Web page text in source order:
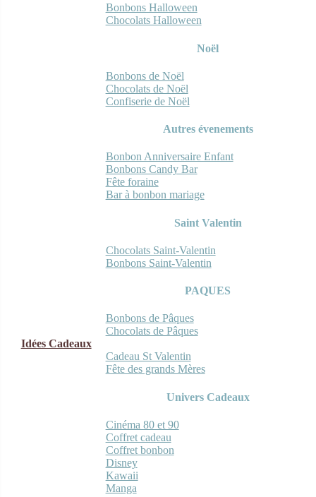
Bonbons Halloween
Chocolats Halloween
Noël
Bonbons de Noël
Chocolats de Noël
Confiserie de Noël
Autres évenements
Bonbon Anniversaire Enfant
Bonbons Candy Bar
Fête foraine
Bar à bonbon mariage
Saint Valentin
Chocolats Saint-Valentin
Bonbons Saint-Valentin
PAQUES
Bonbons de Pâques
Chocolats de Pâques
Idées Cadeaux
Cadeau St Valentin
Fête des grands Mères
Univers Cadeaux
Cinéma 80 et 90
Coffret cadeau
Coffret bonbon
Disney
Kawaii
Manga